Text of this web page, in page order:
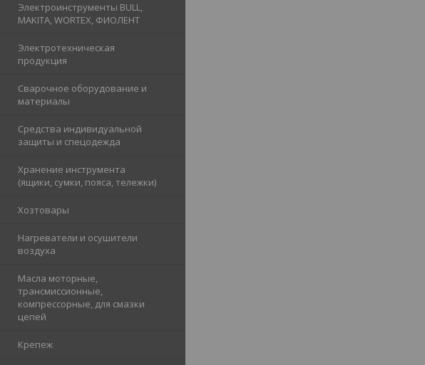
Электроинструменты BULL,
MAKITA, WORTEX, ФИОЛЕНТ
Электротехническая
продукция
Сварочное оборудование и
материалы
Средства индивидуальной
защиты и спецодежда
Хранение инструмента
(ящики, сумки, пояса, тележки)
Хозтовары
Нагреватели и осушители
воздуха
Масла моторные,
трансмиссионные,
компрессорные, для смазки
цепей
Крепеж